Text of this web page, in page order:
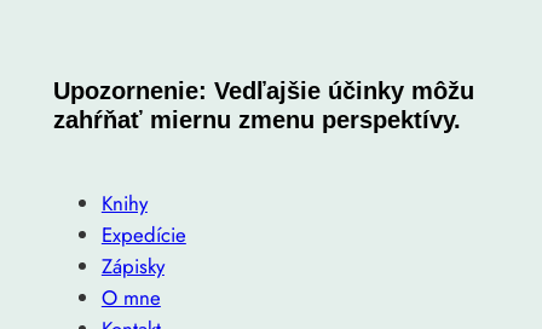
Upozornenie: Vedľajšie účinky môžu
zahŕňať miernu zmenu perspektívy.
Knihy
Expedície
Zápisky
O mne